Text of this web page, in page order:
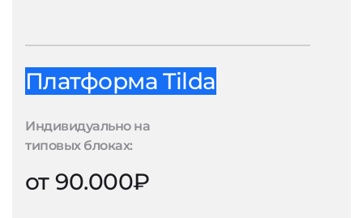
Платформа Tilda
Индивидуально на
типовых блоках:
от 90.000₽